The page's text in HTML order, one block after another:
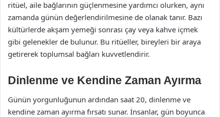
ritüel, aile bağlarının güçlenmesine yardımcı olurken, aynı
zamanda günün değerlendirilmesine de olanak tanır. Bazı
kültürlerde akşam yemeği sonrası çay veya kahve içmek
gibi gelenekler de bulunur. Bu ritüeller, bireyleri bir araya
getirerek toplumsal bağları kuvvetlendirir.
Dinlenme ve Kendine Zaman Ayırma
Günün yorgunluğunun ardından saat 20, dinlenme ve
kendine zaman ayırma fırsatı sunar. İnsanlar, gün boyunca